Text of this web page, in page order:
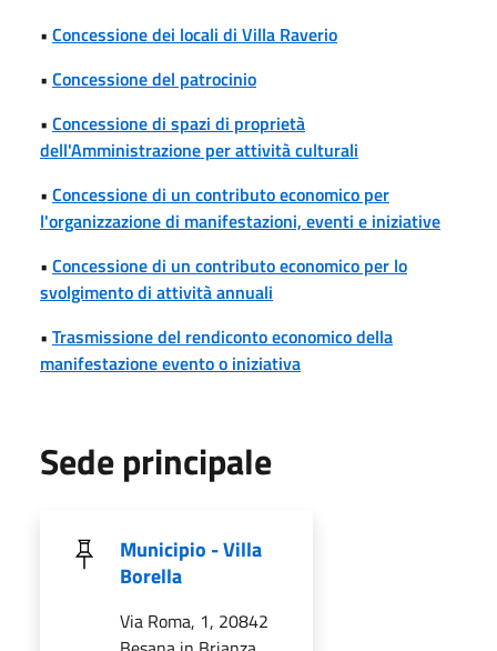
• Concessione dei locali di Villa Raverio
• Concessione del patrocinio
• Concessione di spazi di proprietà
dell'Amministrazione per attività culturali
• Concessione di un contributo economico per
l'organizzazione di manifestazioni, eventi e iniziative
• Concessione di un contributo economico per lo
svolgimento di attività annuali
• Trasmissione del rendiconto economico della
manifestazione evento o iniziativa
Sede principale
Municipio - Villa
Borella
Via Roma, 1, 20842